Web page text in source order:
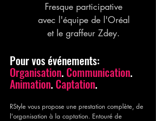
Fresque participative
avec l'équipe de l'Oréal
et le graffeur Zdey.
Pour vos événements:
Organisation. Communication.
Animation. Captation.
RStyle vous propose une prestation complète, de
l'organisation à la captation. Entouré de